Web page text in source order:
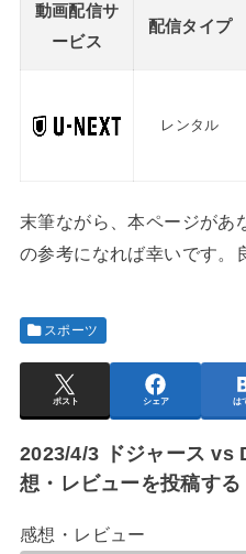
動画配信サ
ービス
配信タイプ
レンタル
末筆ながら、本ページがあ
の参考になれば幸いです。
スポーツ
ポスト シェア は
2023/4/3 ドジャース vs
想・レビューを投稿する
感想・レビュー